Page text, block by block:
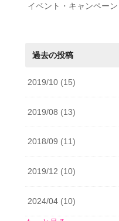
イベント・キャンペーン
過去の投稿
2019/10 (15)
2019/08 (13)
2018/09 (11)
2019/12 (10)
2024/04 (10)